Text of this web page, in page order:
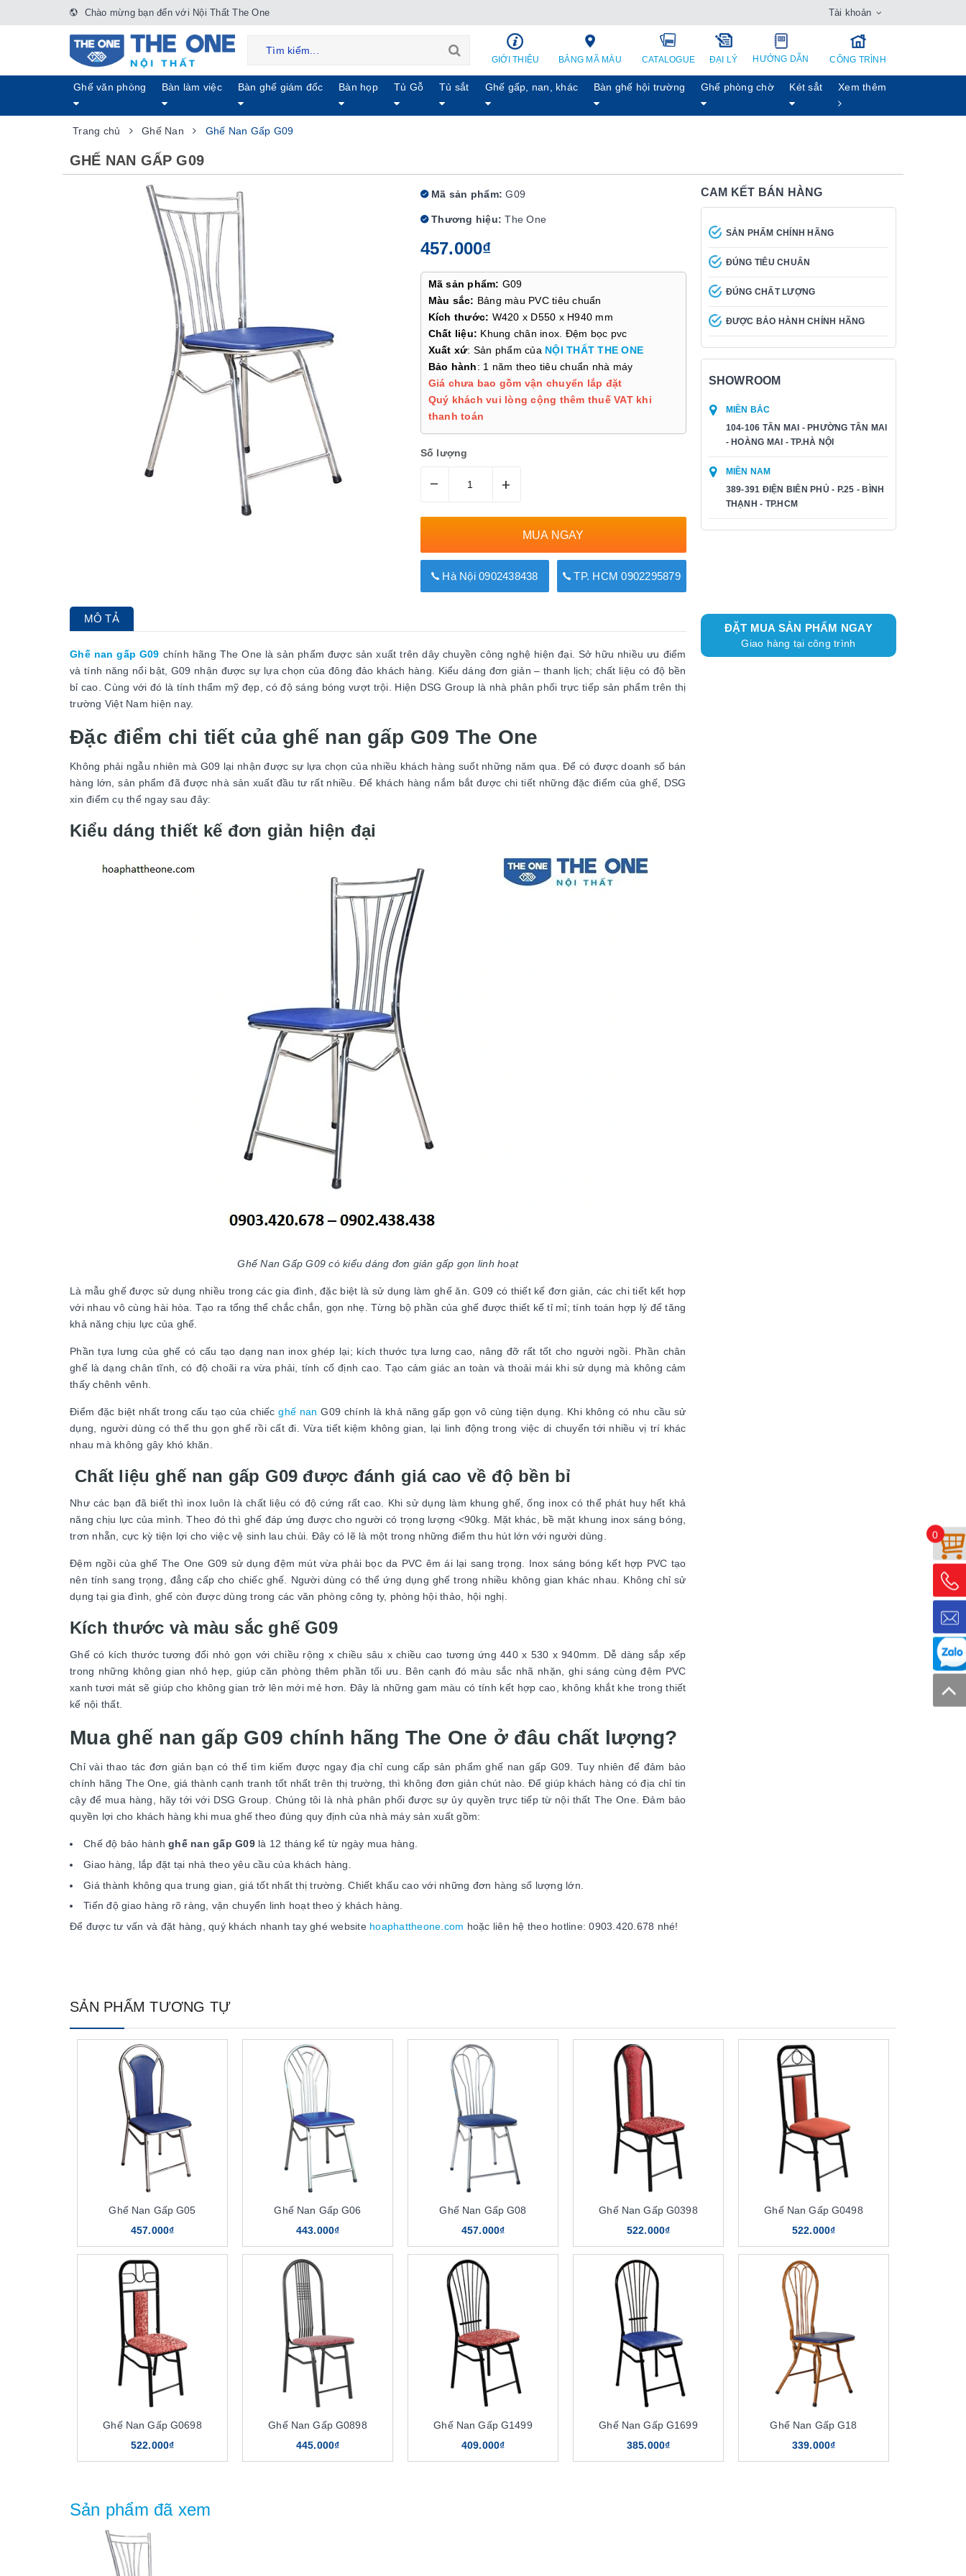
Chào mừng bạn đến với Nội Thất The One Tài khoản
GIỚI THIỆU BẢNG MÃ MÀU CATALOGUE ĐẠI LÝ HƯỚNG DẪN CÔNG TRÌNH
Ghế văn phòng Bàn làm việc Bàn ghế giám đốc Bàn họp Tủ Gỗ Tủ sắt Ghế gấp, nan, khác Bàn ghế hội trường Ghế phòng chờ Két sẳt Xem thêm
Trang chủ Ghế Nan Ghế Nan Gấp G09
GHẾ NAN GẤP G09
Mã sản phẩm: G09
Thương hiệu: The One
457.000₫
Mã sản phẩm: G09
Màu sắc: Bảng màu PVC tiêu chuẩn
Kích thước: W420 x D550 x H940 mm
Chất liệu: Khung chân inox. Đệm bọc pvc
Xuất xứ: Sản phẩm của NỘI THẤT THE ONE
Bảo hành: 1 năm theo tiêu chuẩn nhà máy
Giá chưa bao gồm vận chuyển lắp đặt
Quý khách vui lòng cộng thêm thuế VAT khi
thanh toán
Số lượng
– +
MUA NGAY
Hà Nội 0902438438 TP. HCM 0902295879
CAM KẾT BÁN HÀNG
SẢN PHẨM CHÍNH HÃNG
ĐÚNG TIÊU CHUẨN
ĐÚNG CHẤT LƯỢNG
ĐƯỢC BẢO HÀNH CHÍNH HÃNG
SHOWROOM
MIỀN BẮC
104-106 TÂN MAI - PHƯỜNG TÂN MAI
- HOÀNG MAI - TP.HÀ NỘI
MIỀN NAM
389-391 ĐIỆN BIÊN PHỦ - P.25 - BÌNH
THẠNH - TP.HCM
MÔ TẢ
Ghế nan gấp G09 chính hãng The One là sản phẩm được sản xuất trên dây chuyền công nghệ hiện đại. Sở hữu nhiều ưu điểm
và tính năng nổi bật, G09 nhận được sự lựa chọn của đông đảo khách hàng. Kiểu dáng đơn giản – thanh lịch; chất liệu có độ bền
bỉ cao. Cùng với đó là tính thẩm mỹ đẹp, có độ sáng bóng vượt trội. Hiện DSG Group là nhà phân phối trực tiếp sản phẩm trên thị
trường Việt Nam hiện nay.
Đặc điểm chi tiết của ghế nan gấp G09 The One
Không phải ngẫu nhiên mà G09 lại nhận được sự lựa chọn của nhiều khách hàng suốt những năm qua. Để có được doanh số bán
hàng lớn, sản phẩm đã được nhà sản xuất đầu tư rất nhiều. Để khách hàng nắm bắt được chi tiết những đặc điểm của ghế, DSG
xin điểm cụ thể ngay sau đây:
Kiểu dáng thiết kế đơn giản hiện đại
Ghế Nan Gấp G09 có kiểu dáng đơn giản gấp gọn linh hoạt
Là mẫu ghế được sử dụng nhiều trong các gia đình, đặc biệt là sử dụng làm ghế ăn. G09 có thiết kế đơn giản, các chi tiết kết hợp
với nhau vô cùng hài hòa. Tạo ra tổng thể chắc chắn, gọn nhẹ. Từng bộ phần của ghế được thiết kế tỉ mỉ; tính toán hợp lý để tăng
khả năng chịu lực của ghế.
Phần tựa lưng của ghế có cấu tạo dạng nan inox ghép lại; kích thước tựa lưng cao, nâng đỡ rất tốt cho người ngồi. Phần chân
ghế là dạng chân tĩnh, có độ choãi ra vừa phải, tính cố định cao. Tạo cảm giác an toàn và thoải mái khi sử dụng mà không cảm
thấy chênh vênh.
Điểm đặc biệt nhất trong cấu tạo của chiếcghế nan G09 chính là khả năng gấp gọn vô cùng tiện dụng. Khi không có nhu cầu sử
dụng, người dùng có thể thu gọn ghế rồi cất đi. Vừa tiết kiệm không gian, lại linh động trong việc di chuyển tới nhiều vị trí khác
nhau mà không gây khó khăn.
Chất liệu ghế nan gấp G09 được đánh giá cao về độ bền bỉ
Như các bạn đã biết thì inox luôn là chất liệu có độ cứng rất cao. Khi sử dụng làm khung ghế, ống inox có thể phát huy hết khả
năng chịu lực của mình. Theo đó thì ghế đáp ứng được cho người có trọng lượng <90kg. Mặt khác, bề mặt khung inox sáng bóng,
trơn nhẵn, cực kỳ tiện lợi cho việc vệ sinh lau chùi. Đây có lẽ là một trong những điểm thu hút lớn với người dùng.
Đệm ngồi của ghế The One G09 sử dụng đệm mút vừa phải bọc da PVC êm ái lại sang trọng. Inox sáng bóng kết hợp PVC tạo
nên tính sang trọng, đẳng cấp cho chiếc ghế. Người dùng có thể ứng dụng ghế trong nhiều không gian khác nhau. Không chỉ sử
dụng tại gia đình, ghế còn được dùng trong các văn phòng công ty, phòng hội thảo, hội nghị.
Kích thước và màu sắc ghế G09
Ghế có kích thước tương đối nhỏ gọn với chiều rộng x chiều sâu x chiều cao tương ứng 440 x 530 x 940mm. Dễ dàng sắp xếp
trong những không gian nhỏ hẹp, giúp căn phòng thêm phần tối ưu. Bên cạnh đó màu sắc nhã nhặn, ghi sáng cùng đệm PVC
xanh tươi mát sẽ giúp cho không gian trở lên mới mẻ hơn. Đây là những gam màu có tính kết hợp cao, không khắt khe trong thiết
kế nội thất.
Mua ghế nan gấp G09 chính hãng The One ở đâu chất lượng?
Chỉ vài thao tác đơn giản bạn có thể tìm kiếm được ngay địa chỉ cung cấp sản phẩm ghế nan gấp G09. Tuy nhiên để đảm bảo
chính hãng The One, giá thành cạnh tranh tốt nhất trên thị trường, thì không đơn giản chút nào. Để giúp khách hàng có địa chỉ tin
cậy để mua hàng, hãy tới với DSG Group. Chúng tôi là nhà phân phối được sự ủy quyền trực tiếp từ nội thất The One. Đảm bảo
quyền lợi cho khách hàng khi mua ghế theo đúng quy định của nhà máy sản xuất gồm:
Chế độ bảo hành ghế nan gấp G09là 12 tháng kể từ ngày mua hàng.
Giao hàng, lắp đặt tại nhà theo yêu cầu của khách hàng.
Giá thành không qua trung gian, giá tốt nhất thị trường. Chiết khấu cao với những đơn hàng số lượng lớn.
Tiến độ giao hàng rõ ràng, vận chuyển linh hoạt theo ý khách hàng.
Để được tư vấn và đặt hàng, quý khách nhanh tay ghé website hoaphattheone.com hoặc liên hệ theo hotline: 0903.420.678 nhé!
ĐẶT MUA SẢN PHẨM NGAY
Giao hàng tại công trình
SẢN PHẨM TƯƠNG TỰ
Ghế Nan Gấp G05
457.000₫
Ghế Nan Gấp G06
443.000₫
Ghế Nan Gấp G08
457.000₫
Ghế Nan Gấp G0398
522.000₫
Ghế Nan Gấp G0498
522.000₫
Ghế Nan Gấp G0698
522.000₫
Ghế Nan Gấp G0898
445.000₫
Ghế Nan Gấp G1499
409.000₫
Ghế Nan Gấp G1699
385.000₫
Ghế Nan Gấp G18
339.000₫
Sản phẩm đã xem
0